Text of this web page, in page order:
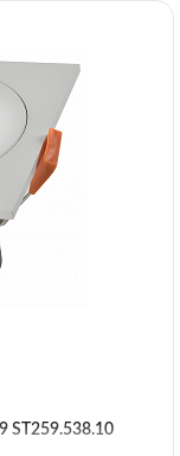
ST259.538.10